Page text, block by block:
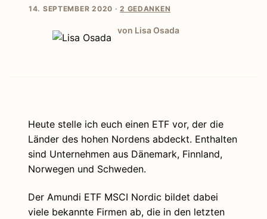
14. SEPTEMBER 2020 ·2 GEDANKEN
von Lisa Osada
Heute stelle ich euch einen ETF vor, der die
Länder des hohen Nordens abdeckt. Enthalten
sind Unternehmen aus Dänemark, Finnland,
Norwegen und Schweden.
Der Amundi ETF MSCI Nordic bildet dabei
viele bekannte Firmen ab, die in den letzten